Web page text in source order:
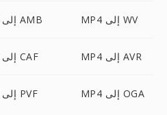
MP4 إلى AMB MP4 إلى WV
MP4 إلى CAF MP4 إلى AVR
MP4 إلى PVF MP4 إلى OGA